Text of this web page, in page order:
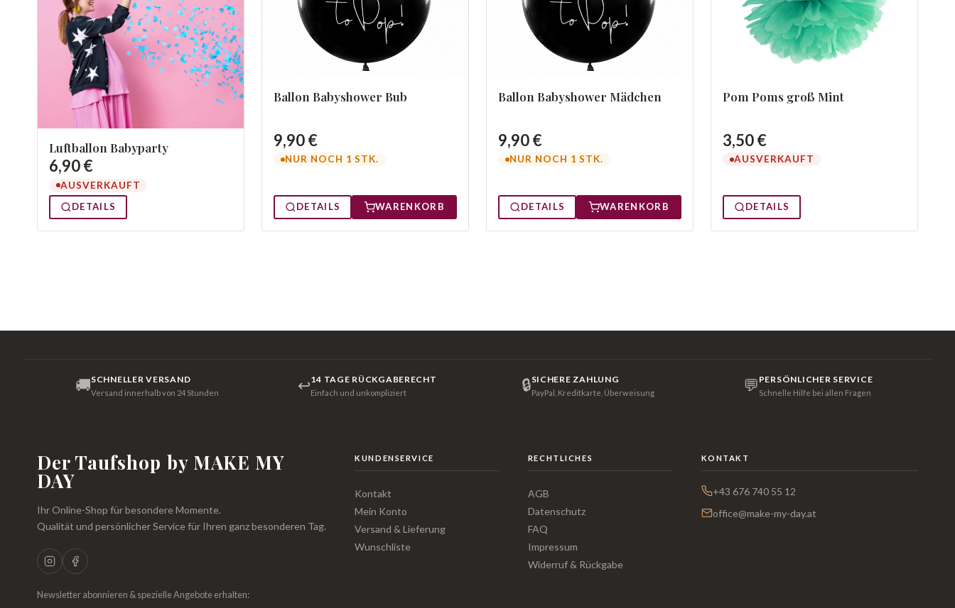
Luftballon Babyparty
6,90 €
AUSVERKAUFT
DETAILS
Ballon Babyshower Bub
9,90 €
NUR NOCH 1 STK.
DETAILS WARENKORB
Ballon Babyshower Mädchen
9,90 €
NUR NOCH 1 STK.
DETAILS WARENKORB
Pom Poms groß Mint
3,50 €
AUSVERKAUFT
DETAILS
🚚SCHNELLER VERSAND
Versand innerhalb von 24 Stunden ↩14 TAGE RÜCKGABERECHT
Einfach und unkompliziert 🔒SICHERE ZAHLUNG
PayPal, Kreditkarte, Überweisung 💬 PERSÖNLICHER SERVICE
Schnelle Hilfe bei allen Fragen
Der Taufshop by MAKE MY
DAY
Ihr Online-Shop für besondere Momente.
Qualität und persönlicher Service für Ihren ganz besonderen Tag.
Newsletter abonnieren & spezielle Angebote erhalten:
KUNDENSERVICE
Kontakt
Mein Konto
Versand & Lieferung
Wunschliste
RECHTLICHES
AGB
Datenschutz
FAQ
Impressum
Widerruf & Rückgabe
KONTAKT
+43 676 740 55 12
office@make-my-day.at